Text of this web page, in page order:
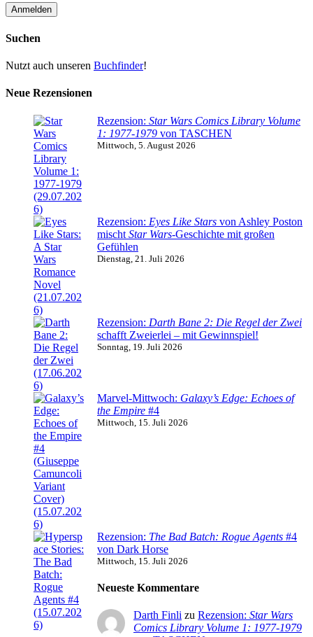
Suchen
Nutzt auch unseren Buchfinder!
Neue Rezensionen
Rezension: Star Wars Comics Library Volume
1: 1977-1979 von TASCHEN
Mittwoch, 5. August 2026
Rezension: Eyes Like Stars von Ashley Poston
mischt Star Wars-Geschichte mit großen
Gefühlen
Dienstag, 21. Juli 2026
Rezension: Darth Bane 2: Die Regel der Zwei
schafft Zweierlei – mit Gewinnspiel!
Sonntag, 19. Juli 2026
Marvel-Mittwoch: Galaxy’s Edge: Echoes of
the Empire #4
Mittwoch, 15. Juli 2026
Rezension: The Bad Batch: Rogue Agents #4
von Dark Horse
Mittwoch, 15. Juli 2026
Neueste Kommentare
Darth Finli zu Rezension: Star Wars
Comics Library Volume 1: 1977-1979